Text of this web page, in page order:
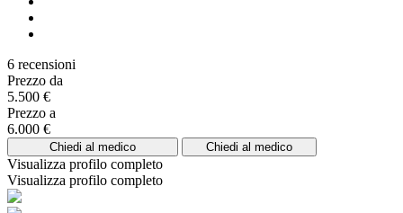
6 recensioni
Prezzo da
5.500 €
Prezzo a
6.000 €
Chiedi al medico Chiedi al medico
Visualizza profilo completo
Visualizza profilo completo